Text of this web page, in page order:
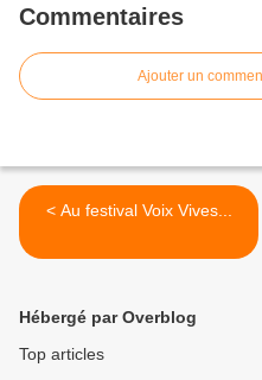
Commentaires
Ajouter un
< Au festival Voix Vives...
Hébergé par Overblog
Top articles